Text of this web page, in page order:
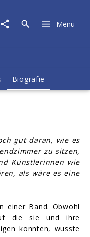
Menu
Biografie
gut daran, wie es
zu sitzen,
Künstlerinnen wie
als wäre es eine
einer Band. Obwohl
die sie und ihre
konnten, wusste